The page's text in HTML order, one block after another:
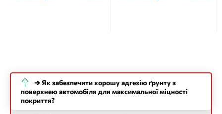
➔ Як забезпечити хорошу адгезію ґрунту з
поверхнею автомобіля для максимальної міцності
покриття?